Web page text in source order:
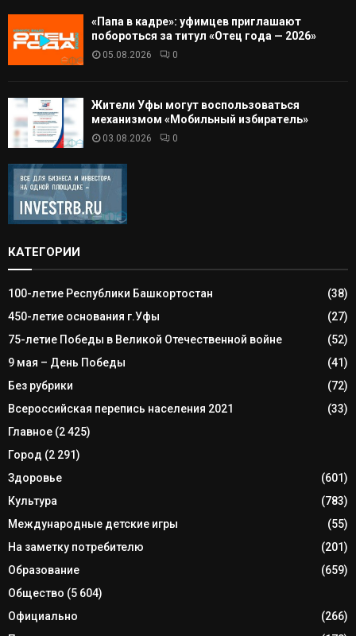
«Папа в кадре»: уфимцев приглашают
побороться за титул «Отец года — 2026»
05.08.2026 0
Жители Уфы могут воспользоваться
механизмом «Мобильный избиратель»
03.08.2026 0
КАТЕГОРИИ
100-летие Республики Башкортостан
(38)
450-летие основания г.Уфы
(27)
75-летие Победы в Великой Отечественной войне
(52)
9 мая – День Победы
(41)
Без рубрики
(72)
Всероссийская перепись населения 2021
(33)
Главное (2 425)
Город (2 291)
Здоровье
(601)
Культура
(783)
Международные детские игры
(55)
На заметку потребителю
(201)
Образование
(659)
Общество (5 604)
Официально
(266)